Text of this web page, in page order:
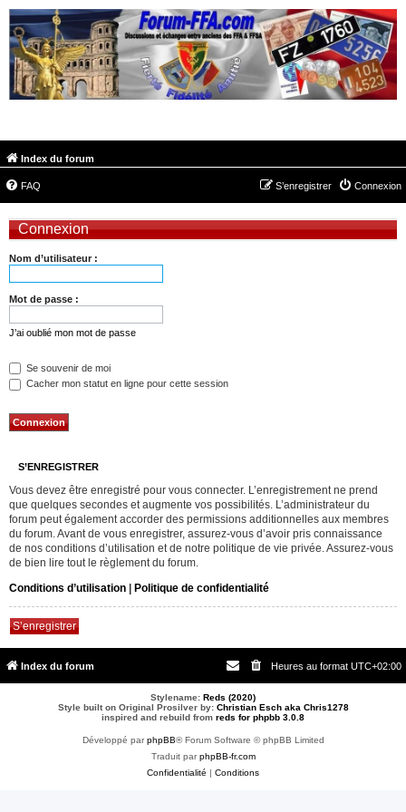
Index du forum
FAQ Connexion
S’enregistrer
Connexion
Nom d’utilisateur :
Mot de passe :
J’ai oublié mon mot de passe
Se souvenir de moi
Cacher mon statut en ligne pour cette session
S’ENREGISTRER
Vous devez être enregistré pour vous connecter. L’enregistrement ne prend
que quelques secondes et augmente vos possibilités. L’administrateur du
forum peut également accorder des permissions additionnelles aux membres
du forum. Avant de vous enregistrer, assurez-vous d’avoir pris connaissance
de nos conditions d’utilisation et de notre politique de vie privée. Assurez-vous
de bien lire tout le règlement du forum.
Conditions d’utilisation
Politique de confidentialité
S’enregistrer
Index du forum Heures au format UTC+02:00
Stylename: Reds (2020)
Style built on Original Prosilver by: Christian Esch aka Chris1278
inspired and rebuild from reds for phpbb 3.0.8
Développé parphpBB® Forum Software © phpBB Limited
Traduit parphpBB-fr.com
Confidentialité
Conditions